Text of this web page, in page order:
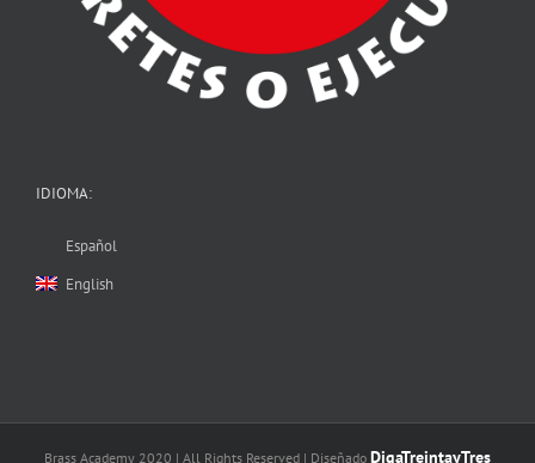
IDIOMA:
Español
English
Brass Academy 2020 | All Rights Reserved | Diseñado DigaTreintayTres